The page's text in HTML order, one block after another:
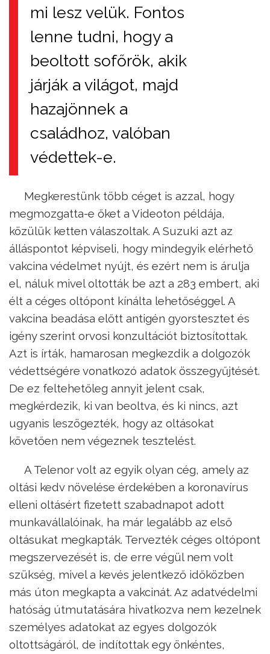
mi lesz velük. Fontos
lenne tudni, hogy a
beoltott sofőrök, akik
járják a világot, majd
hazajönnek a
családhoz, valóban
védettek-e.
Megkerestünk több céget is azzal, hogy
megmozgatta-e őket a Videoton példája,
közülük ketten válaszoltak. A Suzuki azt az
álláspontot képviseli, hogy mindegyik elérhető
vakcina védelmet nyújt, és ezért nem is árulja
el, náluk mivel oltották be azt a 283 embert, aki
élt a céges oltópont kínálta lehetőséggel. A
vakcina beadása előtt antigén gyorstesztet és
igény szerint orvosi konzultációt biztosítottak.
Azt is írták, hamarosan megkezdik a dolgozók
védettségére vonatkozó adatok összegyűjtését.
De ez feltehetőleg annyit jelent csak,
megkérdezik, ki van beoltva, és ki nincs, azt
ugyanis leszögezték, hogy az oltásokat
követően nem végeznek tesztelést.
A Telenor volt az egyik olyan cég, amely az
oltási kedv növelése érdekében a koronavírus
elleni oltásért fizetett szabadnapot adott
munkavállalóinak, ha már legalább az első
oltásukat megkapták. Tervezték céges oltópont
megszervezését is, de erre végül nem volt
szükség, mivel a kevés jelentkező időközben
más úton megkapta a vakcinát. Az adatvédelmi
hatóság útmutatására hivatkozva nem kezelnek
személyes adatokat az egyes dolgozók
oltottságáról, de indítottak egy önkéntes,